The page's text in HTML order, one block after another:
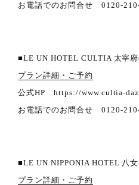
お電話でのお問合せ 0120-
■LE UN HOTEL CULTIA 太宰
プラン詳細・ご予約
公式HP https://www.cultia-
お電話でのお問合せ 0120-
■LE UN NIPPONIA HOTEL 八
プラン詳細・ご予約